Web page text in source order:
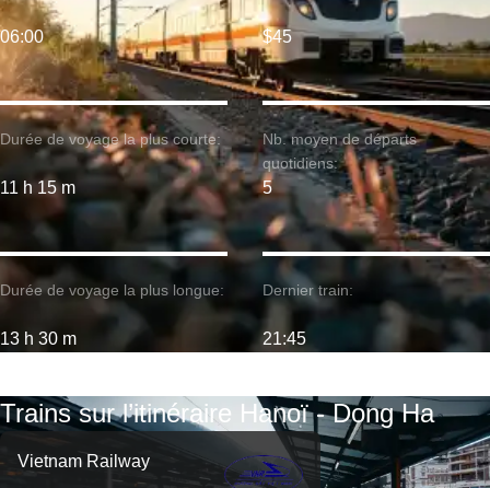
Durée de voyage la plus courte:
11 h 15 m
06:00
Durée de voyage la plus longue:
13 h 30 m
$45
Nb. moyen de départs
quotidiens:
5
Dernier train:
21:45
Trains sur l’itinéraire Hanoï - Dong Ha
Vietnam Railway